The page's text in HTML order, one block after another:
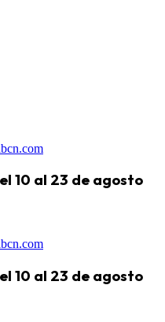
10 al 23 de agosto
10 al 23 de agosto